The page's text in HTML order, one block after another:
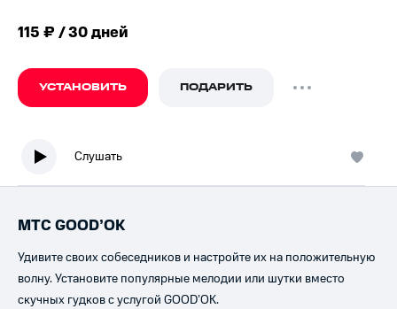
115 ₽ / 30 дней
УСТАНОВИТЬ ПОДАРИТЬ
Слушать
МТС GOOD’OK
Удивите своих собеседников и настройте их на положительную
волну. Установите популярные мелодии или шутки вместо
скучных гудков с услугой GOOD’OK.